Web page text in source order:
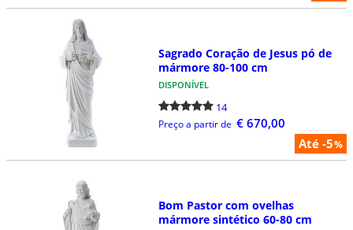
Até -5%
Sagrado Coração de Jesus pó de
mármore 80-100 cm
DISPONÍVEL
14
Preço a partir de € 670,00
Bom Pastor com ovelhas
mármore sintético 60-80 cm